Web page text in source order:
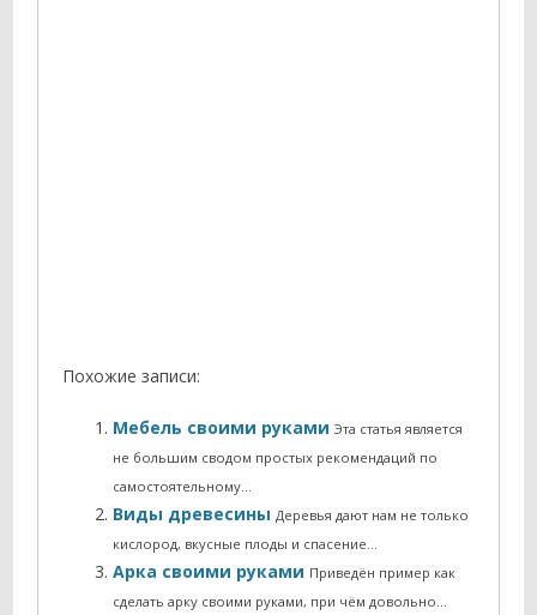
Похожие записи:
Мебель своими рукамиЭта статья является
не большим сводом простых рекомендаций по
самостоятельному…
Виды древесины Деревья дают нам не только
кислород, вкусные плоды и спасение…
Арка своими руками Приведён пример как
сделать арку своими руками, при чём довольно…